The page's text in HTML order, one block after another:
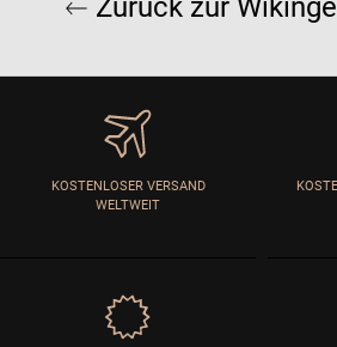
Zurück zur
KOSTENLOSER VERSAND
WELTWEIT